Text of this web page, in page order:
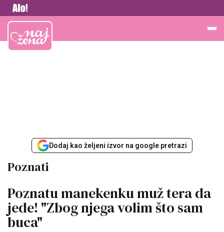
Vesti
Najžena
Dodaj kao željeni izvor na google pretrazi
Poznati
Poznatu manekenku muž tera da
jede! "Zbog njega volim što sam
buca"